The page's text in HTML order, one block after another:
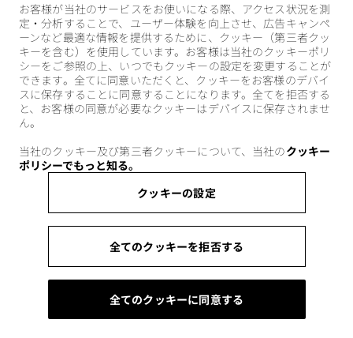
お客様が当社のサービスをお使いになる際、アクセス状況を測
定・分析することで、ユーザー体験を向上させ、広告キャンペ
ーンなど最適な情報を提供するために、クッキー（第三者クッ
キーを含む）を使用しています。お客様は当社のクッキーポリ
シーをご参照の上、いつでもクッキーの設定を変更することが
できます。全てに同意いただくと、クッキーをお客様のデバイ
スに保存することに同意することになります。全てを拒否する
と、お客様の同意が必要なクッキーはデバイスに保存されませ
ん。
当社のクッキー及び第三者クッキーについて、当社のクッキー
ポリシーでもっと知る。
クッキーの設定
全てのクッキーを拒否する
全てのクッキーに同意する